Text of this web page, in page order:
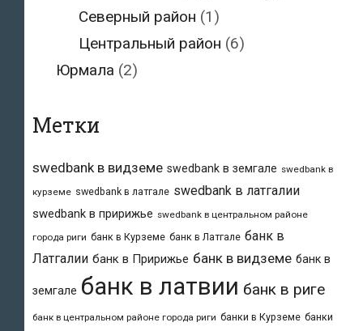
Северный район (1)
Центральный район (6)
Юрмала (2)
Метки
swedbank в видземе swedbank в земгале swedbank в
курземе swedbank в латгале swedbank в латгалии
swedbank в пририжье swedbank в центральном районе
города риги банк в Курземе банк в Латгале банк в
Латгалии банк в Пририжье банк в видземе банк в
земгале банк в латвии банк в риге
банк в центральном районе города риги банки в Курземе банки